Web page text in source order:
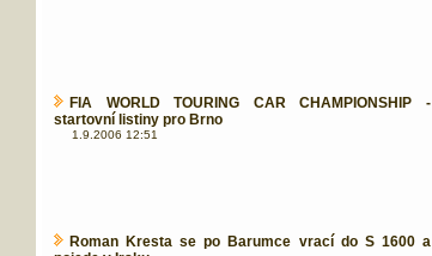
FIA WORLD TOURING CAR CHAMPIONSHIP -
startovní listiny pro Brno
1.9.2006 12:51
Roman Kresta se po Barumce vrací do S 1600 a